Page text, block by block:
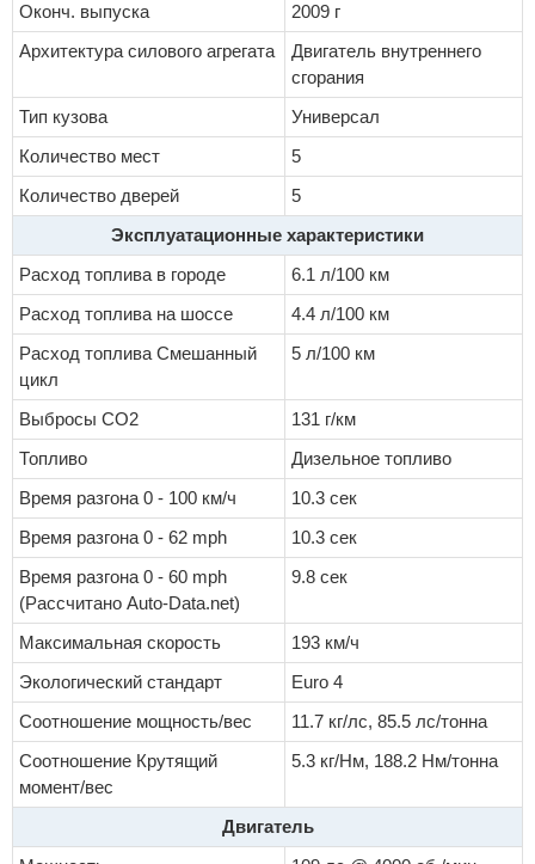
Оконч. выпуска
2009 г
Архитектура силового агрегата
Двигатель внутреннего
сгорания
Тип кузова
Универсал
Количество мест
5
Количество дверей
5
Эксплуатационные характеристики
Расход топлива в городе
6.1 л/100 км
Расход топлива на шоссе
4.4 л/100 км
Расход топлива Смешанный
цикл
5 л/100 км
Выбросы CO2
131 г/км
Топливо
Дизельное топливо
Время разгона 0 - 100 км/ч
10.3 сек
Время разгона 0 - 62 mph
10.3 сек
Время разгона 0 - 60 mph
(Рассчитано Auto-Data.net)
9.8 сек
Максимальная скорость
193 км/ч
Экологический стандарт
Euro 4
Соотношение мощность/вес
11.7 кг/лс, 85.5 лс/тонна
Соотношение Крутящий
момент/вес
5.3 кг/Нм, 188.2 Нм/тонна
Двигатель